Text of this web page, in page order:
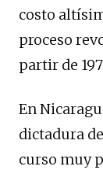
costo
proceso
partir de
En
dictadura
curso muy